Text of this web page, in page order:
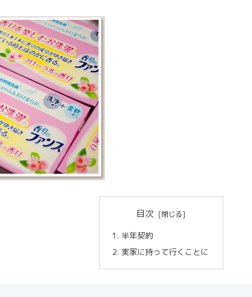
目次
半年契約
実家に持って行くことに